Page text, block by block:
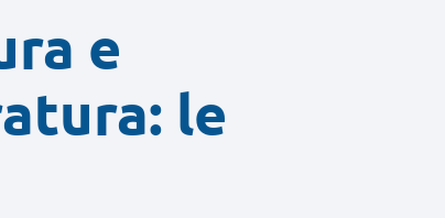
e
le